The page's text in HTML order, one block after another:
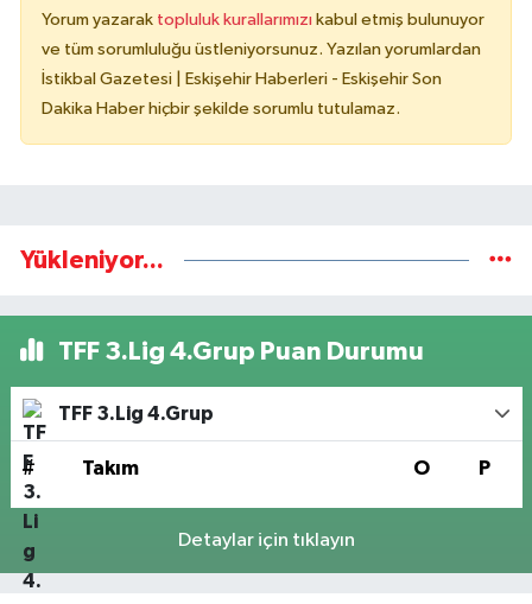
Yorum yazarak topluluk kurallarımızı kabul etmiş bulunuyor
ve tüm sorumluluğu üstleniyorsunuz. Yazılan yorumlardan
İstikbal Gazetesi | Eskişehir Haberleri - Eskişehir Son
Dakika Haber hiçbir şekilde sorumlu tutulamaz.
Yükleniyor...
TFF 3.Lig 4.Grup Puan Durumu
TFF 3.Lig 4.Grup
# Takım O P
Detaylar için tıklayın